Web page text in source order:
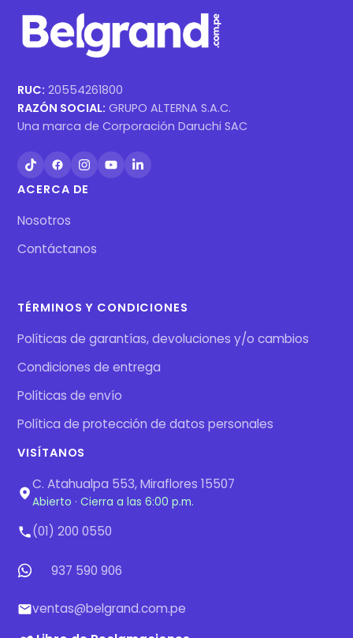
RUC: 20554261800
RAZÓN SOCIAL: GRUPO ALTERNA S.A.C.
Una marca de Corporación Daruchi SAC
ACERCA DE
Nosotros
Contáctanos
TÉRMINOS Y CONDICIONES
Políticas de garantías, devoluciones y/o cambios
Condiciones de entrega
Políticas de envío
Política de protección de datos personales
VISÍTANOS
C. Atahualpa 553, Miraflores 15507
Abierto · Cierra a las 6:00 p.m.
(01) 200 0550
937 590 906
ventas@belgrand.com.pe